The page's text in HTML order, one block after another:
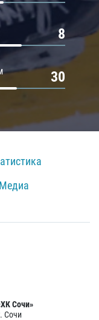
8
30
Медиа
Сочи»
Сочи